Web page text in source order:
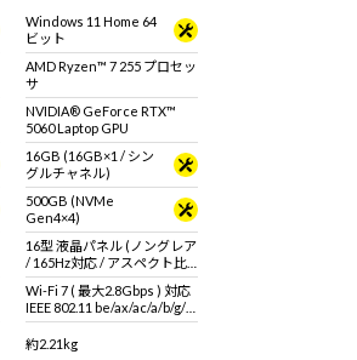
ーズ搭載モデルが登場！筐
体デザインの外観を白一色
に。シャープな筐体に最新
のスペックを搭載。
Windows 11 Home 64
ビット
AMD Ryzen™ 7 255 プロセッ
サ
NVIDIA® GeForce RTX™
5060 Laptop GPU
16GB (16GB×1 / シン
グルチャネル)
500GB (NVMe
Gen4×4)
16型 液晶パネル (ノングレア
/ 165Hz対応 / アスペクト比
16:10)
Wi-Fi 7 ( 最大2.8Gbps ) 対応
IEEE 802.11 be/ax/ac/a/b/g/n
準拠 ＋ Bluetooth 5内蔵
約2.21kg